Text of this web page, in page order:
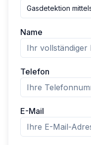
Gasdetektion
Name
Telefon
E-Mail